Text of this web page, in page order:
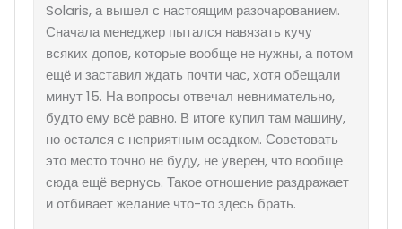
Solaris, а вышел с настоящим разочарованием.
Сначала менеджер пытался навязать кучу
всяких допов, которые вообще не нужны, а потом
ещё и заставил ждать почти час, хотя обещали
минут 15. На вопросы отвечал невнимательно,
будто ему всё равно. В итоге купил там машину,
но остался с неприятным осадком. Советовать
это место точно не буду, не уверен, что вообще
сюда ещё вернусь. Такое отношение раздражает
и отбивает желание что-то здесь брать.